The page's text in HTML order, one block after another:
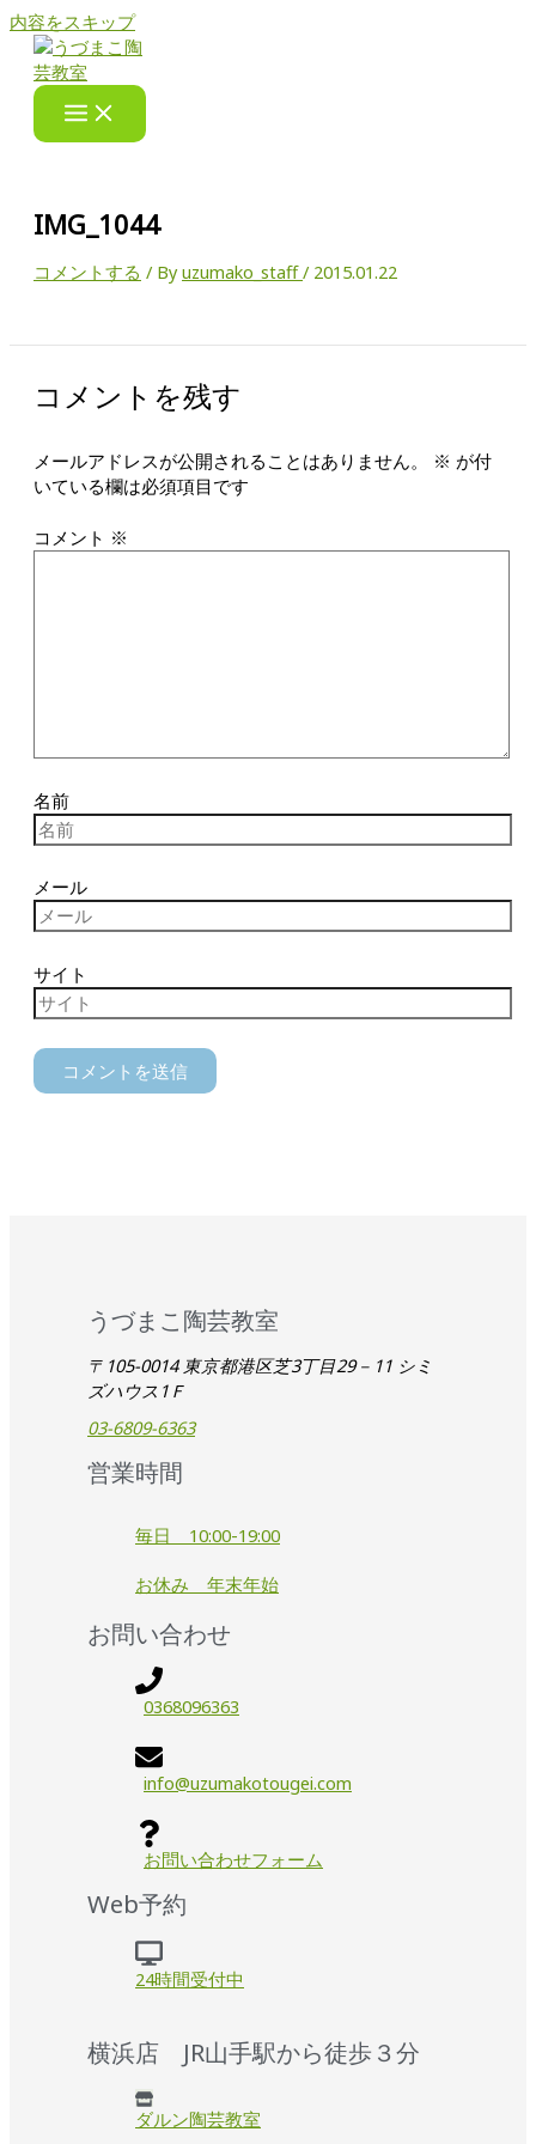
内容をスキップ
IMG_1044
コメントする / Byuzumako_staff/ 2015.01.22
コメントを残す
メールアドレスが公開されることはありません。 ※ が付
いている欄は必須項目です
コメント ※
名前
メール
サイト
うづまこ陶芸教室
〒105-0014 東京都港区芝3丁目29－11 シミ
ズハウス1Ｆ
03-6809-6363
営業時間
毎日 10:00-19:00
お休み 年末年始
お問い合わせ
0368096363
info@uzumakotougei.com
お問い合わせフォーム
Web予約
24時間受付中
横浜店 JR山手駅から徒歩３分
ダルン陶芸教室